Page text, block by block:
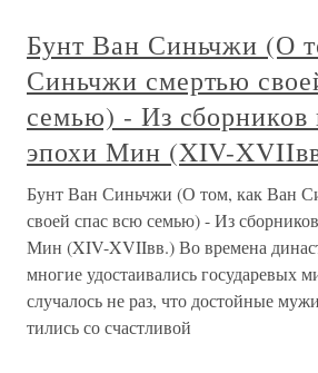
Бунт Ван Синьчжи (О
Синьчжи смертью
семью) - Из сборников
эпохи Мин (XIV-
Бунт Ван Синьчжи (О том, как Ван
своей спас всю семью) - Из
Мин (XIV-XVIIвв.) Во времена
многие удостаивались государевых
случалось не раз, что достойные
тились со счастливой